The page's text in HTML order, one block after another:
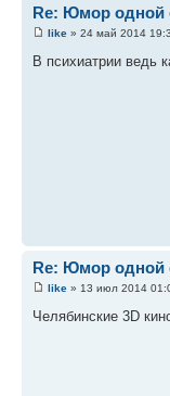
Re: Юмор одной
like » 24 май 2014
В психиатрии ведь
Re: Юмор одной
like » 13 июл 2014
Челябинские 3D